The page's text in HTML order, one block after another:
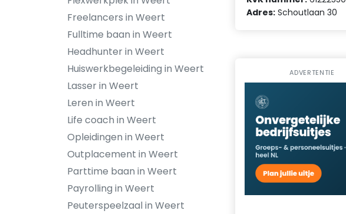
Freelancers in Weert
Fulltime baan in Weert
Headhunter in Weert
Huiswerkbegeleiding in Weert
Lasser in Weert
Leren in Weert
Life coach in Weert
Opleidingen in Weert
Outplacement in Weert
Parttime baan in Weert
Payrolling in Weert
Peuterspeelzaal in Weert
Adres: Schoutlaan 30
ADVERTENTIE